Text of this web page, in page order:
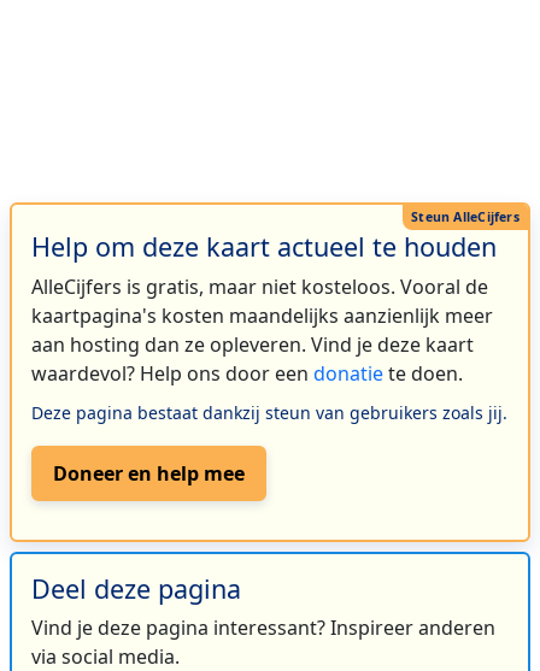
Help om deze kaart actueel te houden
AlleCijfers is gratis, maar niet kosteloos. Vooral de
kaartpagina's kosten maandelijks aanzienlijk meer
aan hosting dan ze opleveren. Vind je deze kaart
waardevol? Help ons door een donatiete doen.
Deze pagina bestaat dankzij steun van gebruikers zoals jij.
Doneer en help mee
Deel deze pagina
Vind je deze pagina interessant? Inspireer anderen
via social media.